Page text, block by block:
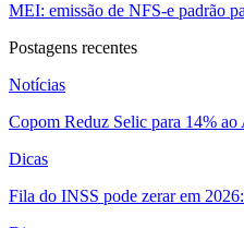
MEI: emissão de NFS-e padrão
Postagens recentes
Notícias
Copom Reduz Selic para 14%
Dicas
Fila do INSS pode zerar em